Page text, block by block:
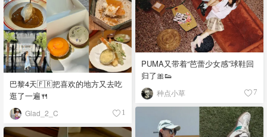
巴黎4天🇫🇷把喜欢的地方又去吃
逛了一遍🍴
Glad_2_C 1
PUMA又带着“芭蕾少女感”球鞋回
归了🎀👟
种点小草 7